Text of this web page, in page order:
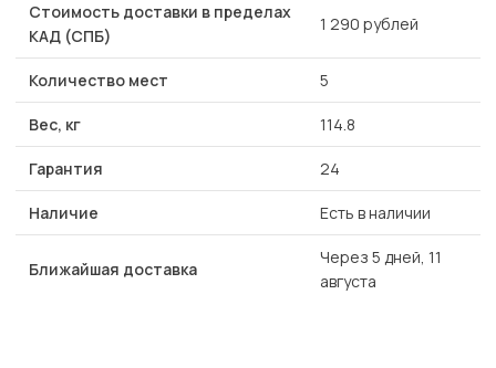
Стоимость доставки в пределах
КАД (СПБ)
1 290 рублей
Количество мест 5
Вес, кг 114.8
Гарантия 24
Наличие Есть в наличии
Ближайшая доставка
Через 5 дней, 11
августа